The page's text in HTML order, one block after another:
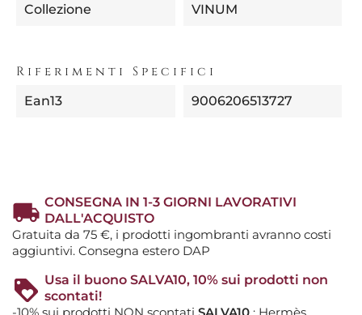
Collezione VINUM
Riferimenti Specifici
Ean13 9006206513727
CONSEGNA IN 1-3 GIORNI LAVORATIVI
DALL'ACQUISTO
Gratuita da 75 €, i prodotti ingombranti avranno costi
aggiuntivi. Consegna estero DAP
Usa il buono SALVA10, 10% sui prodotti non
scontati!
-10% sui prodotti NON scontati SALVA10 : Hermès,